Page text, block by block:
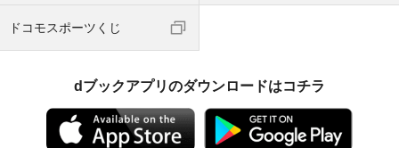
ドコモスポーツくじ
dブックアプリのダウンロードはコチラ